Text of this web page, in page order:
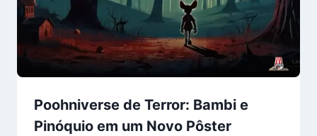
Poohniverse de Terror: Bambi e
Pinóquio em um Novo Pôster